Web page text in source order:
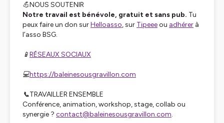
💪NOUS SOUTENIR
Notre travail est bénévole, gratuit et sans pub. Tu
peux faire un don surHelloasso, sur Tipeeeou adhérer à
l’asso BSG.
📱RÉSEAUX SOCIAUX
💻https://baleinesousgravillon.com
📞TRAVAILLER ENSEMBLE
Conférence, animation, workshop, stage, collab ou
synergie ? contact@baleinesousgravillon.com.